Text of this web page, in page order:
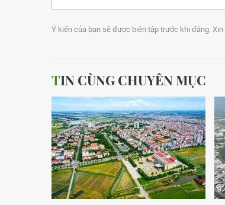
Ý kiến của bạn sẽ được biên tập trước khi đăng.
TIN CÙNG CHUYÊN MỤC